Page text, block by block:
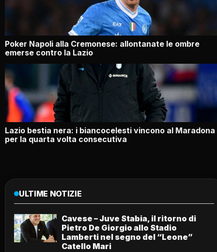
Poker Napoli alla Cremonese: allontanate le ombre
emerse contro la Lazio
Lazio bestia nera: i biancocelesti vincono al Maradona
per la quarta volta consecutiva
ULTIME NOTIZIE
Cavese – Juve Stabia, il ritorno di
Pietro De Giorgio allo Stadio
Lamberti nel segno del “Leone”
Catello Mari